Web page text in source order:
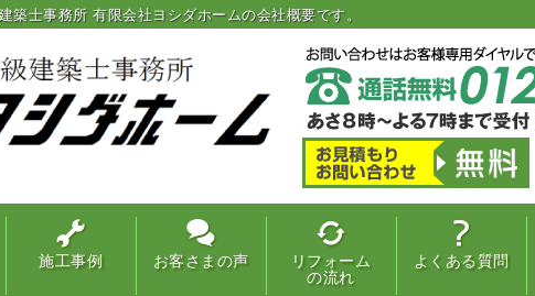
築士事務所 有限会社ヨシダホームの会社概要です。
施工事例 お客さまの声
リフォーム
の流れ
よくある質問